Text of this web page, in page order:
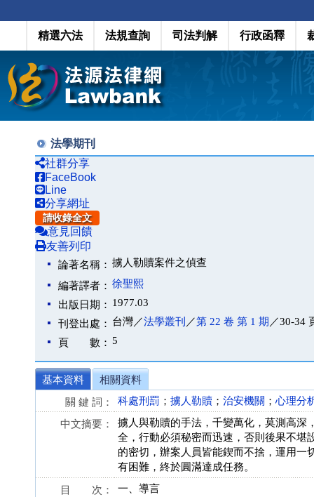
精選六法 法規查詢 司法判解 行政函釋
法學期刊
社群分享
FaceBook
Line
分享網址
請收錄全文
意見回饋
友善列印
論著名稱： 擄人勒贖案件之偵查
編著譯者： 徐聖熙
出版日期： 1977.03
刊登出處： 台灣／法學叢刊 ／第 22 卷 第 1 期 ／30-34
頁 數： 5
基本資料
相關資料
關 鍵 詞：
科處刑罰 ； 擄人勒贖 ； 治安機關 ； 心理分
中文摘要：
擄人與勒贖的手法，千變萬化，莫測高深
全，行動必須秘密而迅速，否則後果不堪
的密切，辦案人員皆能鍥而不捨，運用一
有困難，終於圓滿達成任務。
目 次：
一、導言